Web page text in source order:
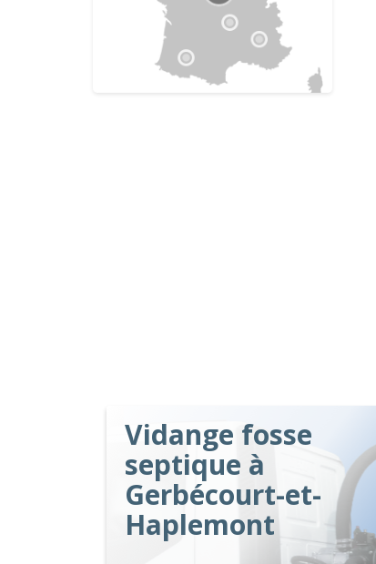
Vidange fosse
septique à
Gerbécourt-et-
Haplemont